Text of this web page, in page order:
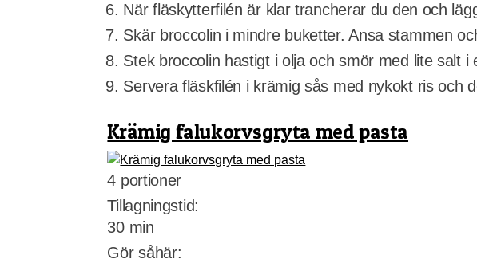
När fläskytterfilén är klar trancherar du den och
Skär broccolin i mindre buketter. Ansa stammen
Stek broccolin hastigt i olja och smör med lite salt i
Servera fläskfilén i krämig sås med nykokt ris och
Krämig falukorvsgryta med pasta
4 portioner
Tillagningstid:
30 min
Gör såhär: